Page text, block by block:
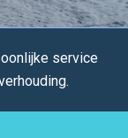
service